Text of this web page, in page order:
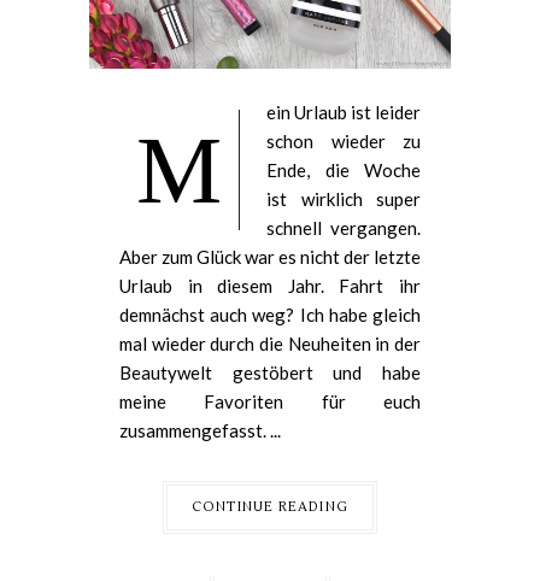
M
ein Urlaub ist leider
schon wieder zu
Ende, die Woche
ist wirklich super
schnell vergangen.
Aber zum Glück war es nicht der letzte
Urlaub in diesem Jahr. Fahrt ihr
demnächst auch weg? Ich habe gleich
mal wieder durch die Neuheiten in der
Beautywelt gestöbert und habe
meine Favoriten für euch
zusammengefasst. ...
CONTINUE READING